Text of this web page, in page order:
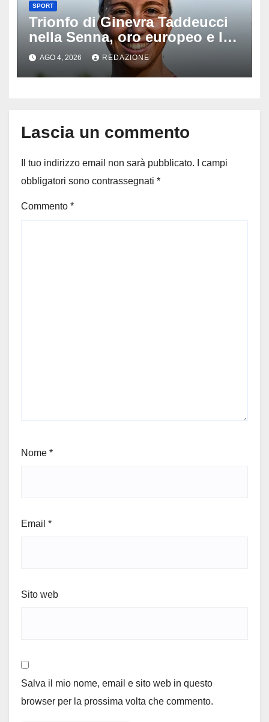
SPORT
Trionfo di Ginevra Taddeucci
nella Senna, oro europeo e la
stoccata sul fiume di Parigi:
‘Era bella zozza’
AGO 4, 2026 REDAZIONE
Lascia un commento
Il tuo indirizzo email non sarà pubblicato.
I campi
obbligatori sono contrassegnati *
Commento *
Nome *
Email *
Sito web
Salva il mio nome, email e sito web in questo
browser per la prossima volta che commento.